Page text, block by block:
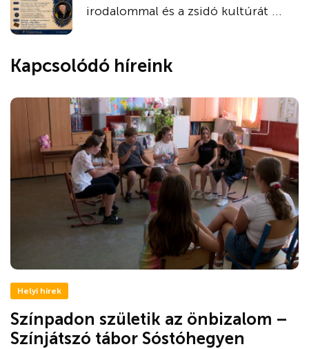
irodalommal és a zsidó kultúrát ...
Kapcsolódó híreink
Helyi hírek
Színpadon születik az önbizalom –
Színjátszó tábor Sóstóhegyen